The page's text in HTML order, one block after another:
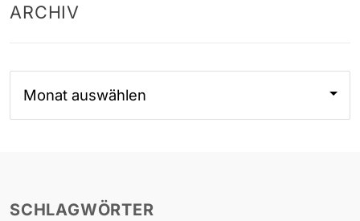
ARCHIV
SCHLAGWÖRTER